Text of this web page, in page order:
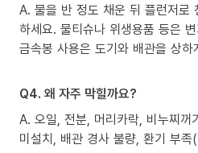
A. 물을 반 정도 채운 뒤 플런저로
하세요. 물티슈나 위생용품 등은
금속봉 사용은 도기와 배관을 상
Q4. 왜 자주 막힐까요?
A. 오일, 전분, 머리카락, 비누찌꺼
미설치, 배관 경사 불량, 환기 부